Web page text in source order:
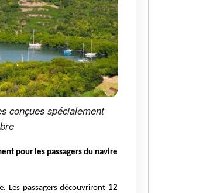
conçues spécialement
pour les passagers du navire
Les passagers découvriront 12